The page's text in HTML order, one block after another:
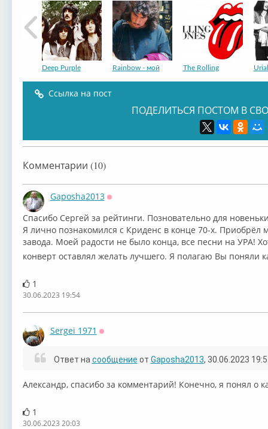
Deep Purple Rainbow - мой The Rolling
Manfred Mann’s The Doors - Sweet - мой
Ссылка на пост
ПОДЕЛИТЬСЯ ПОСТОМ В
Комментарии (10)
Gaposha2013
Спасибо Сергей за рейтинги. Позновательно для
Я лично познакомился с Криденс в конце 70-х. Приобрёл
завода. Моей радости не было конца, все песни на УРА!
конверт оставлял желать лучшего. Я полагаю Вы поняли
1
30.06.2023 19:54
Sergei 1971
Ответ на сообщение от Gaposha2013, 30.06.2023
Александр, спасибо за комментарий! Конечно, я понял о
1
30.06.2023 20:03